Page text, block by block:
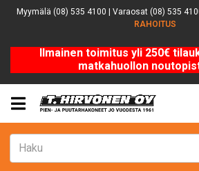
Myymälä (08) 535 4100 | Varaosat (08) 535
RAHOITUS
Ilmainen toimitus yli 250€
matkahuollon